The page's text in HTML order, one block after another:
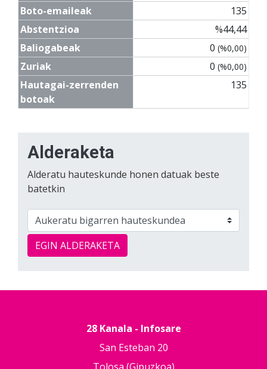
Boto-emaileak
135
Abstentzioa
%44,44
Baliogabeak
0 (%0,00)
Zuriak 0 (%0,00)
Hautagai-zerrenden
botoak
135
Alderaketa
Alderatu hauteskunde honen datuak beste
batetkin
EGIN ALDERAKETA
28 Kanala - Infosare
San Esteban 20